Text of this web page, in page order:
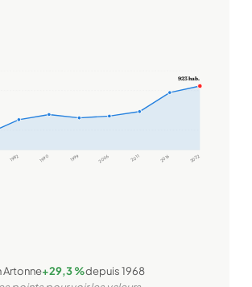
1982 1990 1999 2006 2011 2016 2022
923 hab.
Artonne+29,3 %depuis 1968